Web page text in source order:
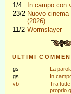
1/4
In campo con
23/2 Nuovo
(2026)
11/2 Wormslayer
ULTIMI
gs
La
gs
In
vb
Tra tutte
proprio